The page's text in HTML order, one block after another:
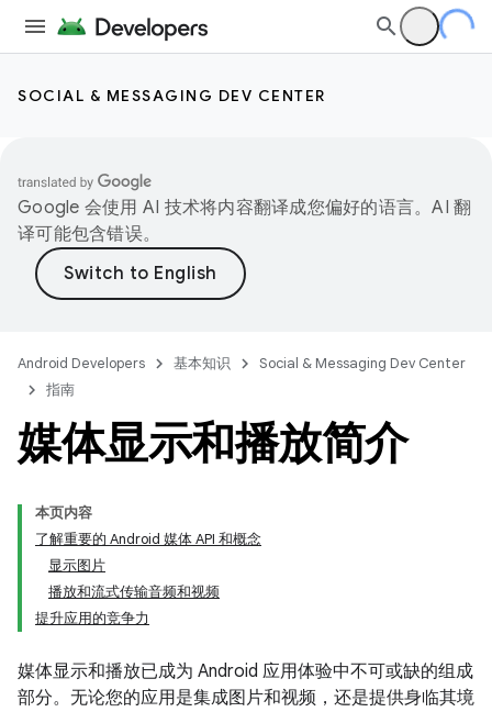
SOCIAL & MESSAGING DEV CENTER
Google 会使用 AI 技术将内容翻译成您偏好的语言。AI 翻
译可能包含错误。
Android Developers 基本知识
Social & Messaging Dev Center
指南
媒体显示和播放简介
本页内容
了解重要的 Android 媒体 API 和概念
显示图片
播放和流式传输音频和视频
提升应用的竞争力
媒体显示和播放已成为 Android 应用体验中不可或缺的组成
部分。无论您的应用是集成图片和视频，还是提供身临其境